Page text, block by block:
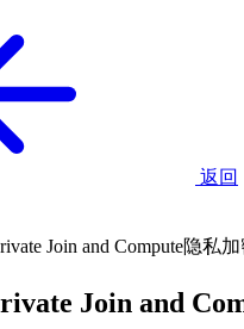
返回
Join and Compute隐私
Join and